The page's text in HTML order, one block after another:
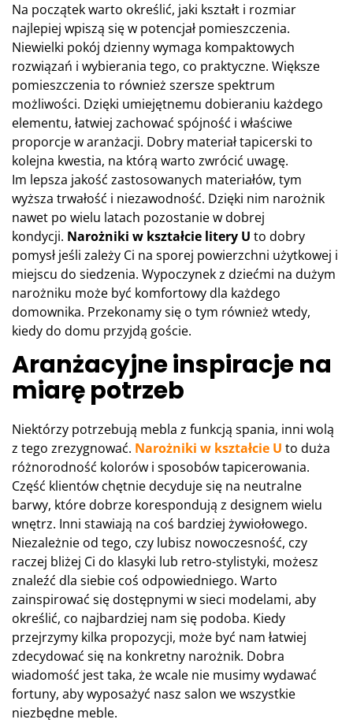
Na początek warto określić, jaki kształt i rozmiar
najlepiej wpiszą się w potencjał pomieszczenia.
Niewielki pokój dzienny wymaga kompaktowych
rozwiązań i wybierania tego, co praktyczne. Większe
pomieszczenia to również szersze spektrum
możliwości. Dzięki umiejętnemu dobieraniu każdego
elementu, łatwiej zachować spójność i właściwe
proporcje w aranżacji. Dobry materiał tapicerski to
kolejna kwestia, na którą warto zwrócić uwagę.
Im lepsza jakość zastosowanych materiałów, tym
wyższa trwałość i niezawodność. Dzięki nim narożnik
nawet po wielu latach pozostanie w dobrej
kondycji. Narożniki w kształcie litery U to dobry
pomysł jeśli zależy Ci na sporej powierzchni użytkowej i
miejscu do siedzenia. Wypoczynek z dziećmi na dużym
narożniku może być komfortowy dla każdego
domownika. Przekonamy się o tym również wtedy,
kiedy do domu przyjdą goście.
Aranżacyjne inspiracje na
miarę potrzeb
Niektórzy potrzebują mebla z funkcją spania, inni wolą
z tego zrezygnować. Narożniki w kształcie U to duża
różnorodność kolorów i sposobów tapicerowania.
Część klientów chętnie decyduje się na neutralne
barwy, które dobrze korespondują z designem wielu
wnętrz. Inni stawiają na coś bardziej żywiołowego.
Niezależnie od tego, czy lubisz nowoczesność, czy
raczej bliżej Ci do klasyki lub retro-stylistyki, możesz
znaleźć dla siebie coś odpowiedniego. Warto
zainspirować się dostępnymi w sieci modelami, aby
określić, co najbardziej nam się podoba. Kiedy
przejrzymy kilka propozycji, może być nam łatwiej
zdecydować się na konkretny narożnik. Dobra
wiadomość jest taka, że wcale nie musimy wydawać
fortuny, aby wyposażyć nasz salon we wszystkie
niezbędne meble.